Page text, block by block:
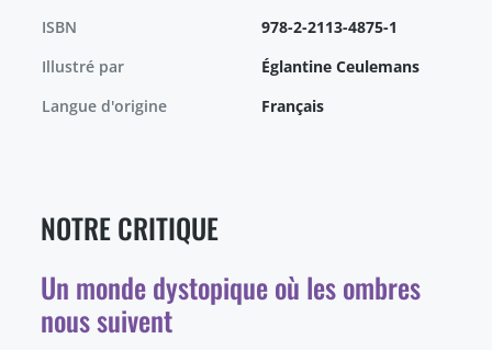
ISBN
978-2-2113-4875-1
Illustré par
Églantine Ceulemans
Langue d'origine
Français
NOTRE CRITIQUE
Un monde dystopique où les ombres
nous suivent